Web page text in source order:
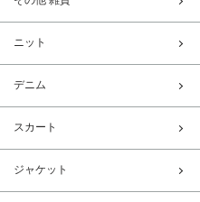
ニット
デニム
スカート
ジャケット